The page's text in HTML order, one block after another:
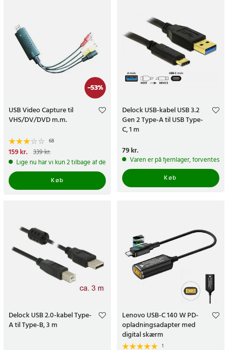
-53%
USB Video Capture til
VHS/DV/DVD m.m.
68
Nuværende pris
159 kr.Tidligere pris:339 kr.
159 kr. 339 kr.
Lige nu har vi kun 2 tilbage af dette produkt
Køb
Delock USB-kabel USB 3.2
Gen 2 Type-A til USB Type-
C, 1 m
Pris:79 kr.
79 kr.
Varen er på fjernlager, forventes
Køb
Delock USB 2.0-kabel Type-
A til Type-B, 3 m
Lenovo USB-C 140 W PD-
opladningsadapter med
digital skærm
1